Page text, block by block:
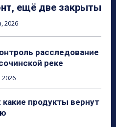
ещё две закрыты
2026
расследование
реке
2026
продукты вернут